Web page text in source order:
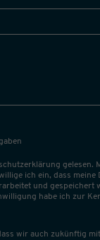
gelesen.
ich ein, dass meine
und gespeichert
habe ich zur
wir auch zukünftig